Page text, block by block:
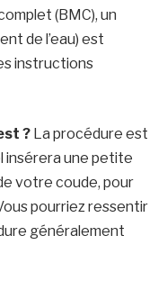
(BMC), un
de l’eau) est
instructions
? La procédure est
insérera une petite
votre coude, pour
pourriez ressentir
généralement